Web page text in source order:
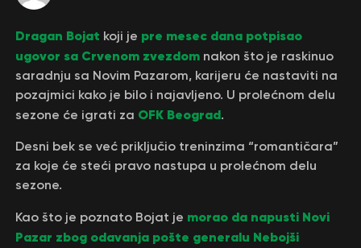
Dragan Bojat koji je pre mesec dana potpisao
ugovor sa Crvenom zvezdomnakon što je raskinuo
saradnju sa Novim Pazarom, karijeru će nastaviti na
pozajmici kako je bilo i najavljeno. U prolećnom delu
sezone će igrati za OFK Beograd.
Desni bek se već priključio treninzima “romantičara”
za koje će steći pravo nastupa u prolećnom delu
sezone.
Kao što je poznato Bojat je morao da napusti Novi
Pazar zbog odavanja pošte generalu Nebojši